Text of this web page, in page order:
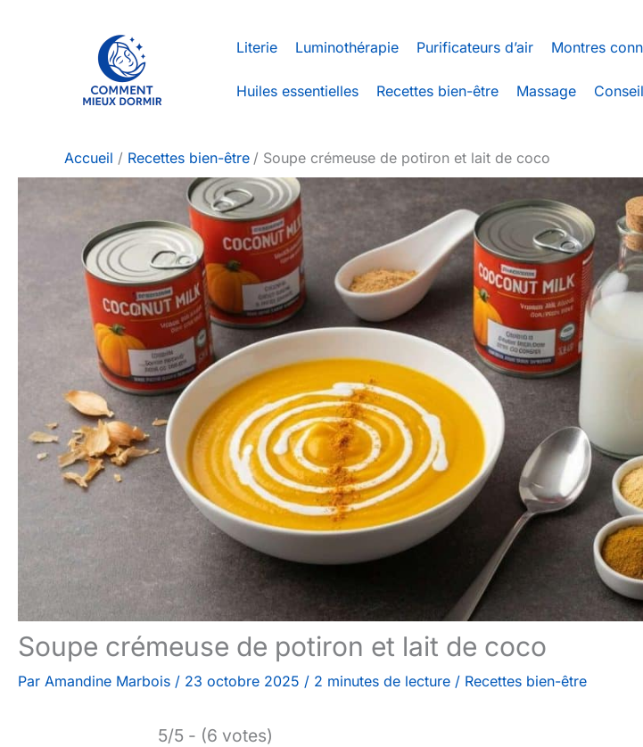
Literie Luminothérapie Purificateurs d’air Montres
Huiles essentielles Recettes bien-être Massage
Accueil Recettes bien-être Soupe crémeuse de potiron et lait de coco
Soupe crémeuse de potiron et lait de coco
Par Amandine Marbois / 23 octobre 2025 / 2 minutes de lecture / Recettes bien-être
5/5 - (6 votes)